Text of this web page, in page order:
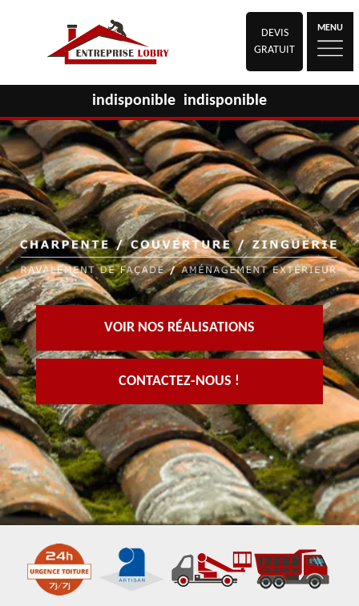
DEVIS
GRATUIT
MENU
indisponible indisponible
VOIR NOS RÉALISATIONS
CONTACTEZ-NOUS !